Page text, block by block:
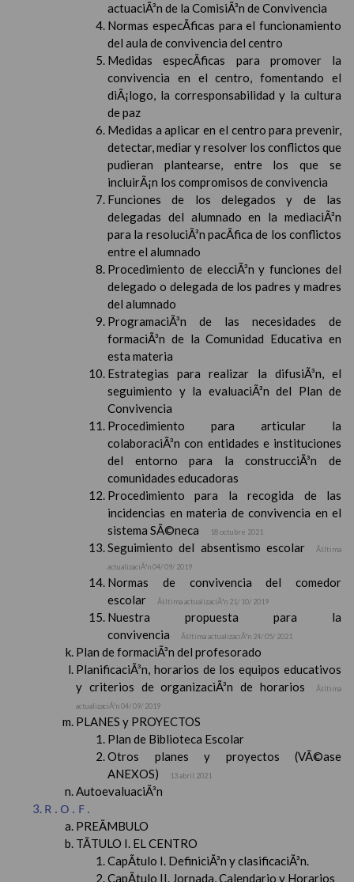
actuaciÃ³n de la ComisiÃ³n de Convivencia
Normas especÃ­ficas para el funcionamiento
del aula de convivencia del centro
Medidas especÃ­ficas para promover la
convivencia en el centro, fomentando el
diÃ¡logo, la corresponsabilidad y la cultura
de paz
Medidas a aplicar en el centro para prevenir,
detectar, mediar y resolver los conflictos que
pudieran plantearse, entre los que se
incluirÃ¡n los compromisos de convivencia
Funciones de los delegados y de las
delegadas del alumnado en la mediaciÃ³n
para la resoluciÃ³n pacÃ­fica de los conflictos
entre el alumnado
Procedimiento de elecciÃ³n y funciones del
delegado o delegada de los padres y madres
del alumnado
ProgramaciÃ³n de las necesidades de
formaciÃ³n de la Comunidad Educativa en
esta materia
Estrategias para realizar la difusiÃ³n, el
seguimiento y la evaluaciÃ³n del Plan de
Convivencia
Procedimiento para articular la
colaboraciÃ³n con entidades e instituciones
del entorno para la construcciÃ³n de
comunidades educadoras
Procedimiento para la recogida de las
incidencias en materia de convivencia en el
sistema SÃ©neca
18 octubre 2021
Seguimiento del absentismo escolar
Ãšltima
actualizaciÃ³n 04/ 09/ 2019
Normas de convivencia del comedor
escolar
Ãšltima actualizaciÃ³n 21/ 10/ 2019
Nuestra propuesta para la
convivencia
Ãšltima actualizaciÃ³n 24/ 05/ 2021
Plan de formaciÃ³n del profesorado
PlanificaciÃ³n, horarios de los equipos educativos
y criterios de organizaciÃ³n de horarios
Ãšltima
actualizaciÃ³n 04/ 09/ 2019
PLANES y PROYECTOS
Plan de Biblioteca Escolar
Otros planes y proyectos (VÃ©ase
ANEXOS)
13 abril 2021
AutoevaluaciÃ³n
R.O.F.
PREÃMBULO
TÃTULO I. EL CENTRO
CapÃ­tulo I. DefiniciÃ³n y clasificaciÃ³n.
CapÃ­tulo II. Jornada, Calendario y Horarios